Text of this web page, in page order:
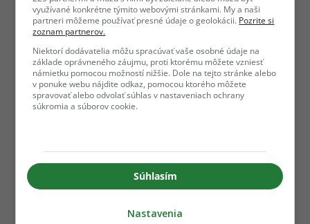
využívané konkrétne týmito webovými stránkami. My a naši
partneri môžeme používať presné údaje o geolokácii. Pozrite si
zoznam partnerov.
Niektorí dodávatelia môžu spracúvať vaše osobné údaje na
základe oprávneného záujmu, proti ktorému môžete vzniesť
námietku pomocou možností nižšie. Dole na tejto stránke alebo
v ponuke webu nájdite odkaz, pomocou ktorého môžete
spravovať alebo odvolať súhlas v nastaveniach ochrany
súkromia a súborov cookie.
Súhlasím
Nastavenia